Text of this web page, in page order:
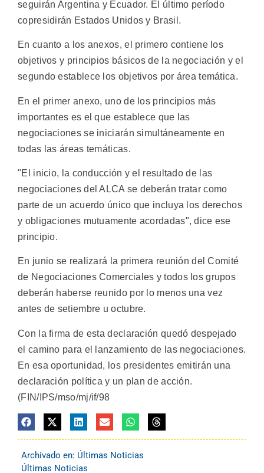
seguirán Argentina y Ecuador. El último período
copresidirán Estados Unidos y Brasil.
En cuanto a los anexos, el primero contiene los
objetivos y principios básicos de la negociación y el
segundo establece los objetivos por área temática.
En el primer anexo, uno de los principios más
importantes es el que establece que las
negociaciones se iniciarán simultáneamente en
todas las áreas temáticas.
"El inicio, la conducción y el resultado de las
negociaciones del ALCA se deberán tratar como
parte de un acuerdo único que incluya los derechos
y obligaciones mutuamente acordadas", dice ese
principio.
En junio se realizará la primera reunión del Comité
de Negociaciones Comerciales y todos los grupos
deberán haberse reunido por lo menos una vez
antes de setiembre u octubre.
Con la firma de esta declaración quedó despejado
el camino para el lanzamiento de las negociaciones.
En esa oportunidad, los presidentes emitirán una
declaración política y un plan de acción.
(FIN/IPS/mso/mj/if/98
Archivado en: Últimas Noticias
Últimas Noticias